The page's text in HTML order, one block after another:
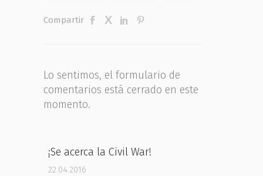
Compartir
Lo sentimos, el formulario de
comentarios está cerrado en este
momento.
¡Se acerca la Civil War!
22.04.2016